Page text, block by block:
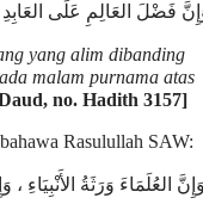
فَضْلَ العَالِمِ عَلَى
yang alim dibanding
malam purnama atas
no. Hadith 3157]
Rasulullah SAW:
العُلَمَاءَ وَرَثَةُ الأَنْبِيَاءِ ،